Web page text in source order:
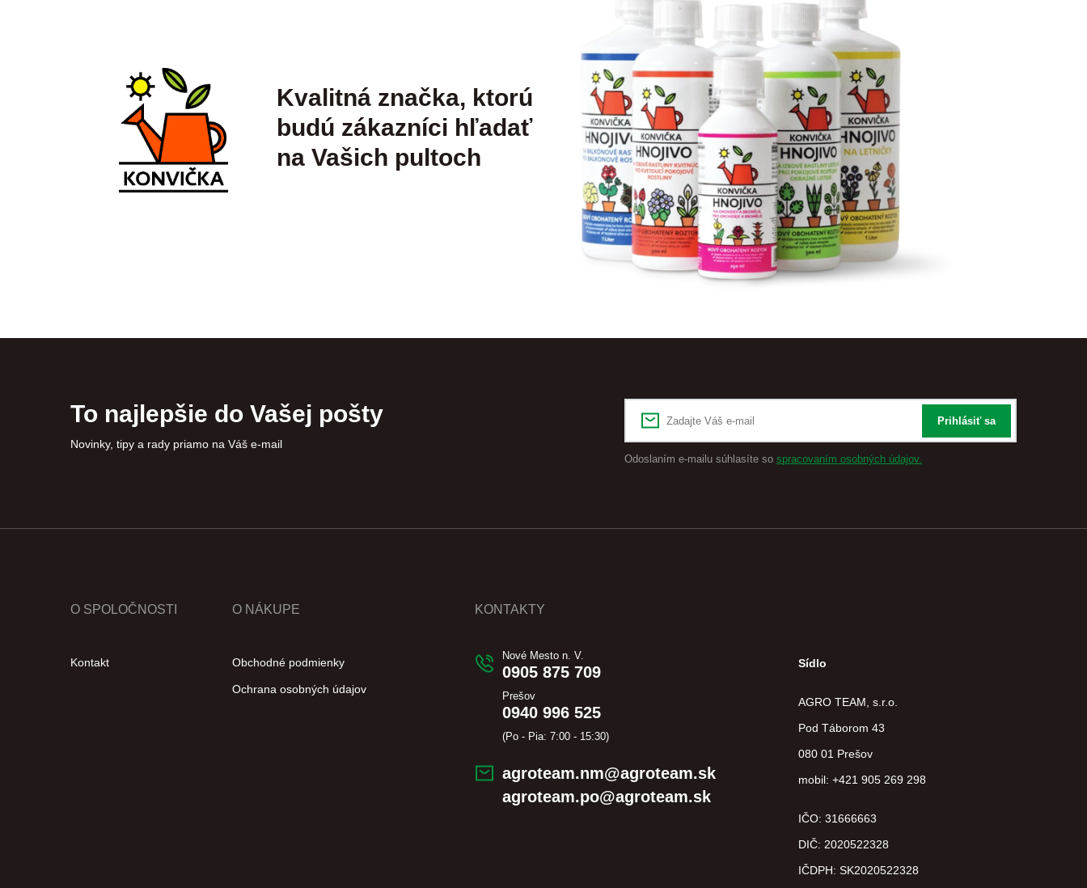
Kvalitná značka, ktorú
budú zákazníci hľadať
na Vašich pultoch
To najlepšie do Vašej pošty
Novinky, tipy a rady priamo na Váš e-mail
Prihlásiť sa
Odoslaním e-mailu súhlasíte so spracovaním osobných údajov.
O SPOLOČNOSTI
Kontakt
O NÁKUPE
Obchodné podmienky
Ochrana osobných údajov
KONTAKTY
Nové Mesto n. V.
0905 875 709
Prešov
0940 996 525
(Po - Pia: 7:00 - 15:30)
agroteam.nm@agroteam.sk
agroteam.po@agroteam.sk
Sídlo
AGRO TEAM, s.r.o.
Pod Táborom 43
080 01 Prešov
mobil: +421 905 269 298
IČO: 31666663
DIČ: 2020522328
IČDPH: SK2020522328